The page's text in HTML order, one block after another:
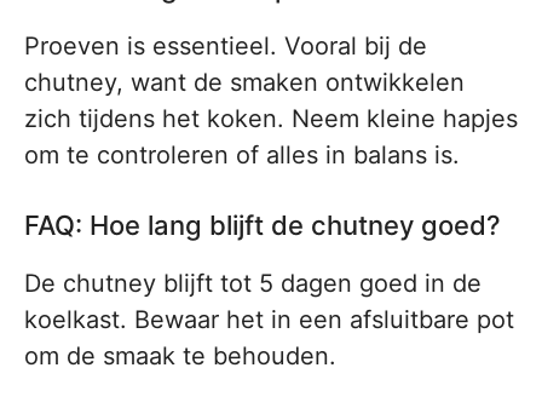
Proeven is essentieel. Vooral bij de
chutney, want de smaken ontwikkelen
zich tijdens het koken. Neem kleine hapjes
om te controleren of alles in balans is.
FAQ: Hoe lang blijft de chutney goed?
De chutney blijft tot 5 dagen goed in de
koelkast. Bewaar het in een afsluitbare pot
om de smaak te behouden.